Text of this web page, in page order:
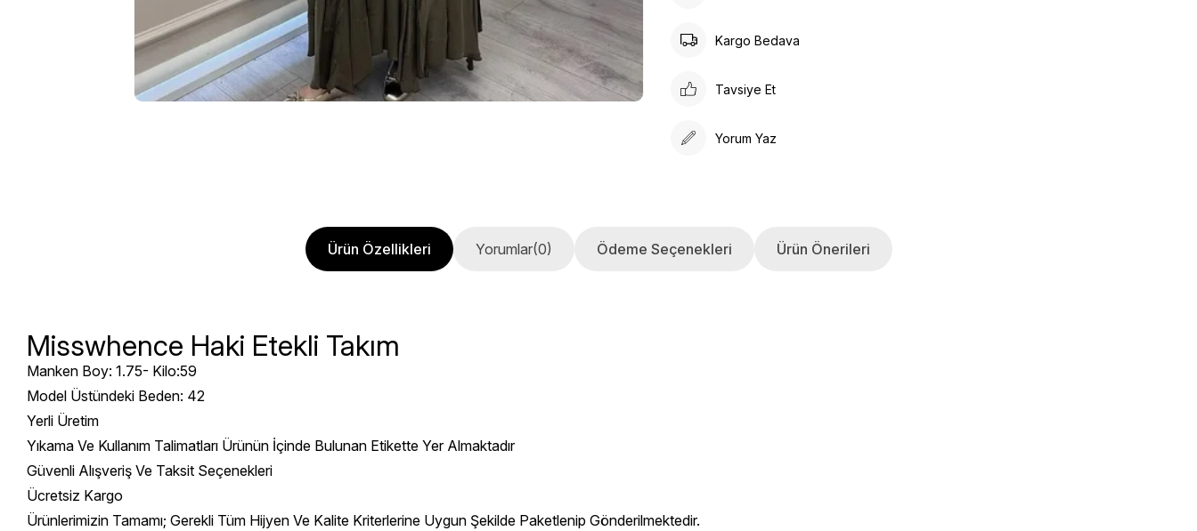
Kargo Bedava
Tavsiye Et
Yorum Yaz
Ürün Özellikleri Yorumlar(0) Ödeme Seçenekleri Ürün Önerileri
Misswhence Haki Etekli Takım
Manken Boy: 1.75- Kilo:59
Model Üstündeki Beden: 42
Yerli Üretim
Yıkama Ve Kullanım Talimatları Ürünün İçinde Bulunan Etikette Yer Almaktadır
Güvenli Alışveriş Ve Taksit Seçenekleri
Ücretsiz Kargo
Ürünlerimizin Tamamı; Gerekli Tüm Hijyen Ve Kalite Kriterlerine Uygun Şekilde Paketlenip Gönderilmektedir.